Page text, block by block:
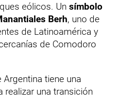
eólicos. Un símbolo
Berh, uno de
de Latinoamérica y
de Comodoro
tiene una
realizar una transición